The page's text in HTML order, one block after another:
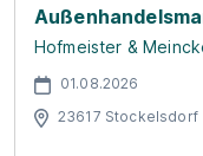
Hofmeister &
01.08.2026
23617 Stockelsdorf